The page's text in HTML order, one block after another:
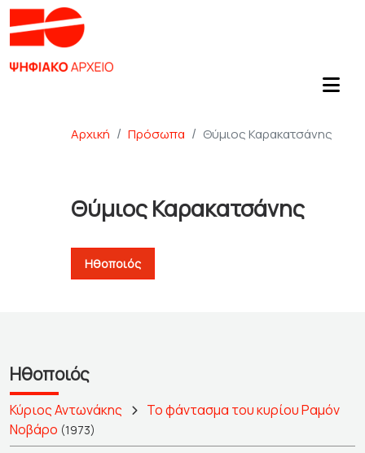
Αρχική Πρόσωπα Θύμιος Καρακατσάνης
Θύμιος Καρακατσάνης
Ηθοποιός
Ηθοποιός
Κύριος Αντωνάκης
Το φάντασμα του κυρίου Ραμόν
Νοβάρο (1973)